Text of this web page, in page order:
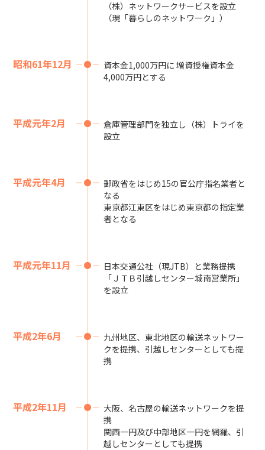
（株）ネットワークサービスを設立
（現「暮らしのネットワーク」）
昭和61年12月
資本金1,000万円に 増資授権資本金
4,000万円とする
平成元年2月
倉庫管理部門を独立し（株）トライを
設立
平成元年4月
郵政省をはじめ15の官公庁指名業者と
なる
東京都江東区をはじめ東京都の指定業
者となる
平成元年11月
日本交通公社（現JTB）と業務提携
「ＪＴＢ引越しセンター城南営業所」
を設立
平成2年6月
九州地区、東北地区の輸送ネットワー
クを提携、引越しセンターとしても提
携
平成2年11月
大阪、名古屋の輸送ネットワークを提
携
関西一円及び中部地区一円を網羅、引
越しセンターとしても提携